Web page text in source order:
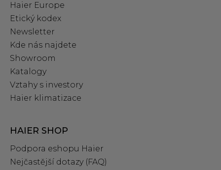
Haier Europe
Etický kodex
Newsletter
Kde nás najdete
Showroom
Katalogy
Vztahy s investory
Haier klimatizace
HAIER SHOP
Podpora eshopu Haier
Nejčastější dotazy (FAQ)